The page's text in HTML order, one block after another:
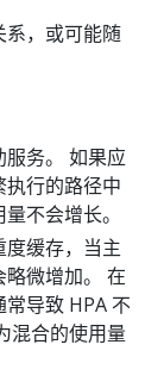
系，或可能随
务。 如果应
行的路径中
不会增长。
缓存，当主
微增加。 在
导致 HPA 不
混合的使用量